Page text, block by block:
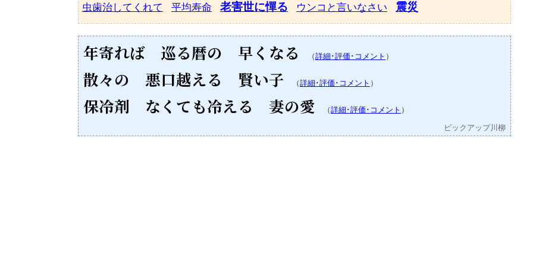
虫歯治してくれて 平均寿命 老害世に憚る ウンコと言いなさい 震災
年寄れば 巡る暦の 早くなる （詳細･評価･コメント ）
散々の 悪口越える 賢い子 （詳細･評価･コメント ）
保冷剤 なくても冷える 妻の愛 （詳細･評価･コメント ）
ピックアップ川柳